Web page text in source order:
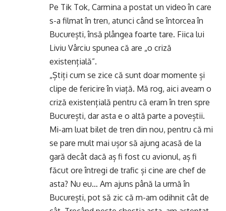
Pe Tik Tok, Carmina a postat un video în care
s-a filmat în tren, atunci când se întorcea în
București, însă plângea foarte tare. Fiica lui
Liviu Vârciu spunea că are „o criză
existențială”.
„Știți cum se zice că sunt doar momente și
clipe de fericire în viață. Mă rog, aici aveam o
criză existențială pentru că eram în tren spre
București, dar asta e o altă parte a poveștii.
Mi-am luat bilet de tren din nou, pentru că mi
se pare mult mai ușor să ajung acasă de la
gară decât dacă aș fi fost cu avionul, aș fi
făcut ore întregi de trafic și cine are chef de
asta? Nu eu… Am ajuns până la urmă în
București, pot să zic că m-am odihnit cât de